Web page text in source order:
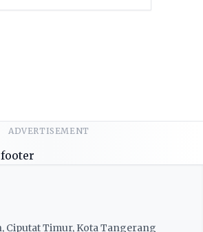
ADVERTISEMENT
Ciputat Timur, Kota Tangerang